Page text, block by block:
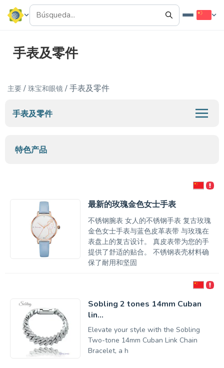
手表及零件
主要/ 珠宝和眼镜/ 手表及零件
手表及零件
特色产品
最新的玫瑰金色女士手表
不锈钢腕表 女人的不锈钢手表 复古玫瑰
金色女士手表与蓝色皮革表带 与玫瑰在
表盘上的复古设计。 真皮表带为您的手
提供了舒适的贴合。 不锈钢表壳材料确
保了耐用和坚固
Sobling 2 tones 14mm Cuban
lin...
Elevate your style with the Sobling
Two-tone 14mm Cuban Link Chain
Bracelet, a h